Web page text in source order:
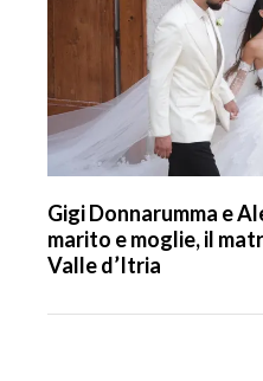
Gigi Donnarumma e
marito e moglie, il
Valle d’Itria